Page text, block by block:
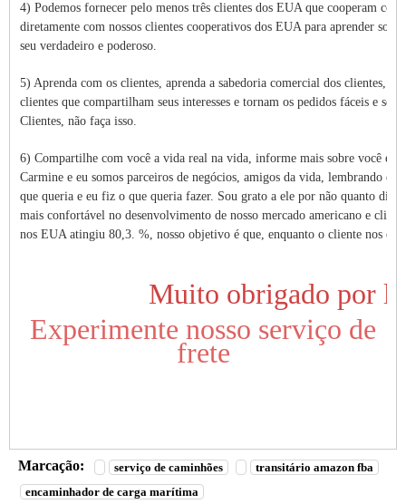
4) Podemos fornecer pelo menos três clientes dos EUA que cooperam
diretamente com nossos clientes cooperativos dos EUA para aprender
seu verdadeiro e poderoso.
5) Aprenda com os clientes, aprenda a sabedoria comercial dos clientes,
clientes que compartilham seus interesses e tornam os pedidos fáceis e
Clientes, não faça isso.
6) Compartilhe com você a vida real na vida, informe mais sobre você e
Carmine e eu somos parceiros de negócios, amigos da vida, lembrando
que queria e eu fiz o que queria fazer. Sou grato a ele por não quanto
mais confortável no desenvolvimento de nosso mercado americano e
nos EUA atingiu 80,3. %, nosso objetivo é que, enquanto o cliente nos
Muito obrigado por
Experimente nosso serviço de
frete
Marcação: serviço de caminhões
transitário amazon fba
encaminhador de carga marítima